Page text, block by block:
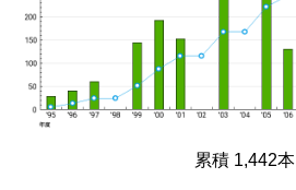
累積 1,442本